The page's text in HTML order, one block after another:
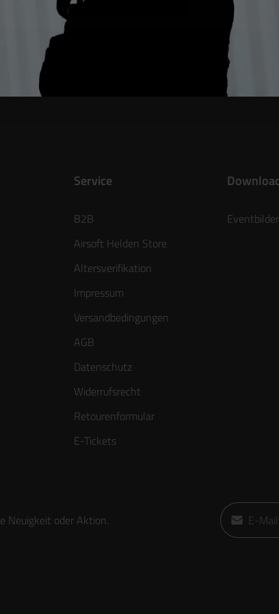
Hersteller /
Neuigkeit oder Aktion.
E-Mail-
Service
B2B
Airsoft Helden Store
Altersverifikation
Impressum
Versandbedingungen
AGB
Datenschutz
Widerrufsrecht
Retourenformular
E-Tickets
Eventbilder